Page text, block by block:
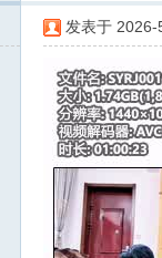
发表于